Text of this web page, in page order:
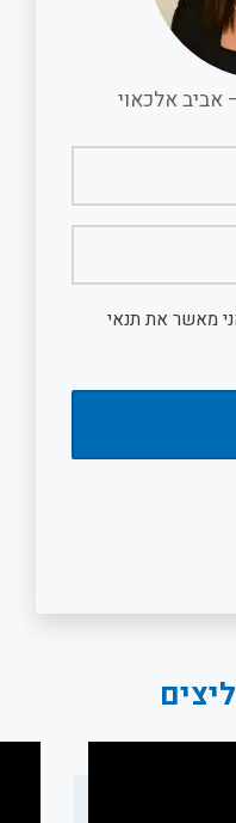
אביב אלכאוי
מאשר את תנאי